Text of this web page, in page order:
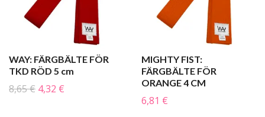
WAY: FÄRGBÄLTE FÖR
TKD RÖD 5 cm
8,65 € 4,32 €
MIGHTY FIST:
FÄRGBÄLTE FÖR
ORANGE 4 CM
6,81 €